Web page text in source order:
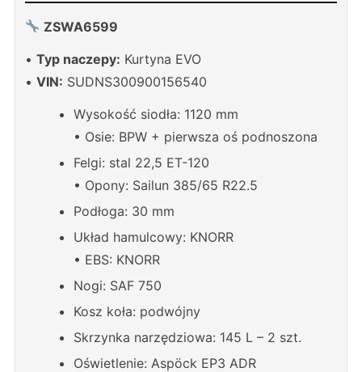
ZSWA6599
• Typ naczepy: Kurtyna EVO
• VIN: SUDNS300900156540
Wysokość siodła: 1120 mm
• Osie: BPW + pierwsza oś podnoszona
Felgi: stal 22,5 ET-120
• Opony: Sailun 385/65 R22.5
Podłoga: 30 mm
Układ hamulcowy: KNORR
• EBS: KNORR
Nogi: SAF 750
Kosz koła: podwójny
Skrzynka narzędziowa: 145 L – 2 szt.
Oświetlenie: Aspöck EP3 ADR